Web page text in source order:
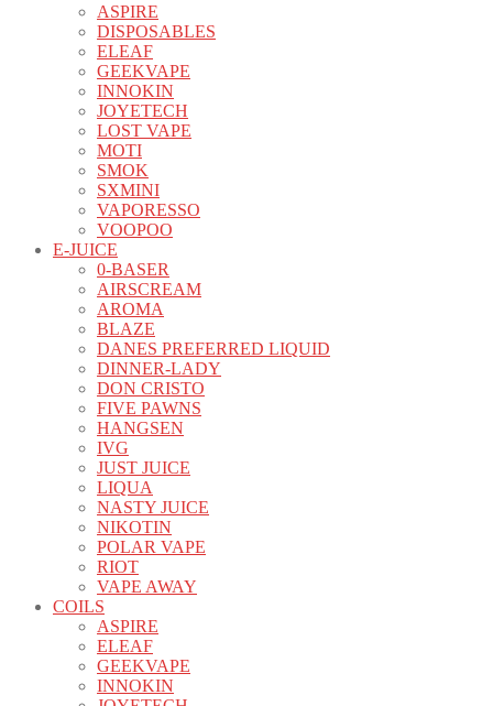
ASPIRE
DISPOSABLES
ELEAF
GEEKVAPE
INNOKIN
JOYETECH
LOST VAPE
MOTI
SMOK
SXMINI
VAPORESSO
VOOPOO
E-JUICE
0-BASER
AIRSCREAM
AROMA
BLAZE
DANES PREFERRED LIQUID
DINNER-LADY
DON CRISTO
FIVE PAWNS
HANGSEN
IVG
JUST JUICE
LIQUA
NASTY JUICE
NIKOTIN
POLAR VAPE
RIOT
VAPE AWAY
COILS
ASPIRE
ELEAF
GEEKVAPE
INNOKIN